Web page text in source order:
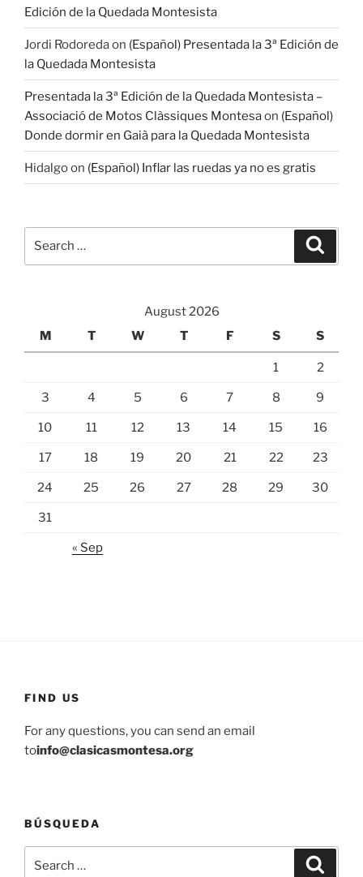
Edición de la Quedada Montesista
Jordi Rodoredaon (Español) Presentada la 3ª Edición de
la Quedada Montesista
Presentada la 3ª Edición de la Quedada Montesista –
Associació de Motos Clàssiques Montesaon (Español)
Donde dormir en Gaià para la Quedada Montesista
Hidalgoon (Español) Inflar las ruedas ya no es gratis
August 2026
M
T W T F S S
1 2
3 4 5 6 7 8 9
10 11 12 13 14 15 16
17 18 19 20 21 22 23
24 25 26 27 28 29 30
31
« Sep
FIND US
For any questions, you can send an email
toinfo@clasicasmontesa.org
BÚSQUEDA